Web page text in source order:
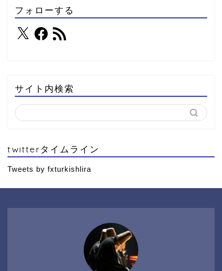
フォローする
サイト内検索
twitterタイムライン
Tweets by fxturkishlira